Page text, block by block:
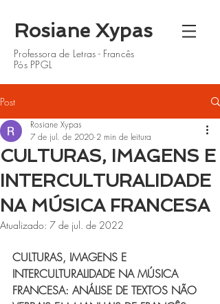
Rosiane Xypas
Professora de Letras - Francês
Pós PPGL
Post
CULTURAS, IMAGENS E
INTERCULTURALIDADE
NA MÚSICA FRANCESA
Rosiane Xypas
7 de jul. de 2020 2 min de leitura
Atualizado: 7 de jul. de 2022
CULTURAS, IMAGENS E
INTERCULTURALIDADE NA MÚSICA
FRANCESA: ANÁLISE DE TEXTOS NÃO